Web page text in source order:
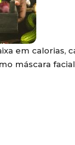
em calorias,
máscara